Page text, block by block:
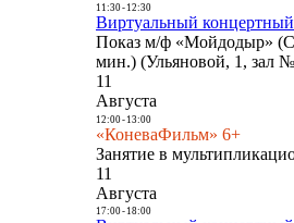
11:30- 12:30
Виртуальный концертный
Показ м/ф «Мойдодыр»
мин.) (Ульяновой, 1, зал
11
Августа
12:00- 13:00
«КоневаФильм» 6+
Занятие в
11
Августа
17:00- 18:00